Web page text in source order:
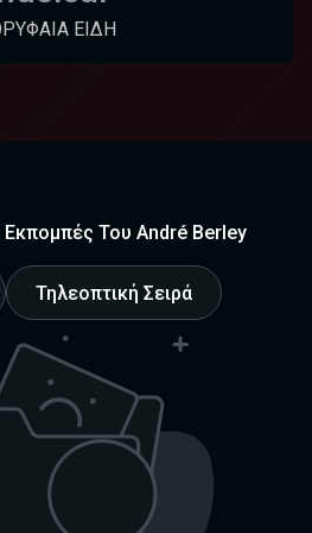
ΕΊΔΗ
Εκπομπές Του André Berley
Τηλεοπτική Σειρά